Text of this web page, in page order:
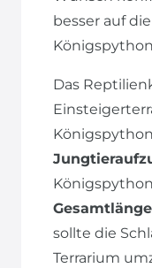
besser auf
Das
sollte die
Terrarium